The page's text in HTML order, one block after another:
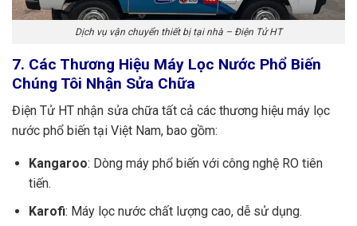
Dịch vụ vận chuyển thiết bị tại nhà – Điện Tử HT
7. Các Thương Hiệu Máy Lọc Nước Phổ Biến
Chúng Tôi Nhận Sửa Chữa
Điện Tử HT nhận sửa chữa tất cả các thương hiệu máy lọc
nước phổ biến tại Việt Nam, bao gồm:
Kangaroo: Dòng máy phổ biến với công nghệ RO tiên
tiến.
Karofi: Máy lọc nước chất lượng cao, dễ sử dụng.